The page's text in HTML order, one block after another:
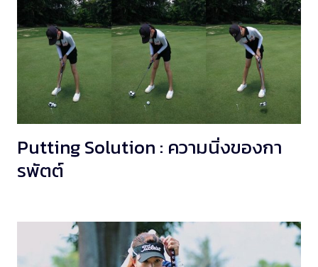
Putting Solution : ความนิ่งของกา
รพัตต์